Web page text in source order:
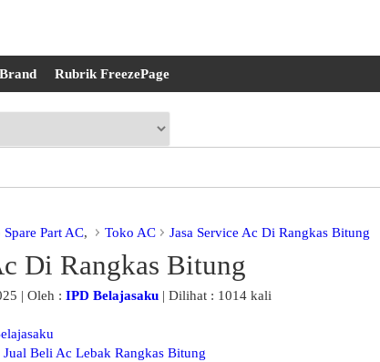
Brand
Rubrik FreezePage
Spare Part AC, Toko AC Jasa Service Ac Di Rangkas Bitung
Di Rangkas Bitung
| Oleh : IPD Belajasaku | Dilihat : 1014 kali
Beli Ac Lebak Rangkas Bitung